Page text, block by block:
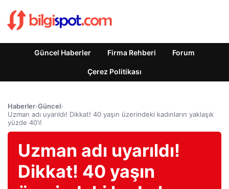
Güncel Haberler Firma Rehberi Forum
Çerez Politikası
Haberler›Güncel›
Uzman adı uyarıldı! Dikkat! 40 yaşın üzerindeki kadınların yaklaşık
yüzde 40’ı!
Uzman adı uyarıldı!
Dikkat! 40 yaşın